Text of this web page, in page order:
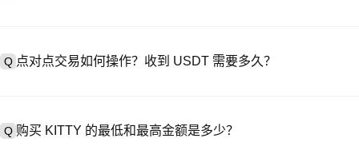
Q 点对点交易如何操作？收到 USDT 需要多久？
Q 购买 KITTY 的最低和最高金额是多少？